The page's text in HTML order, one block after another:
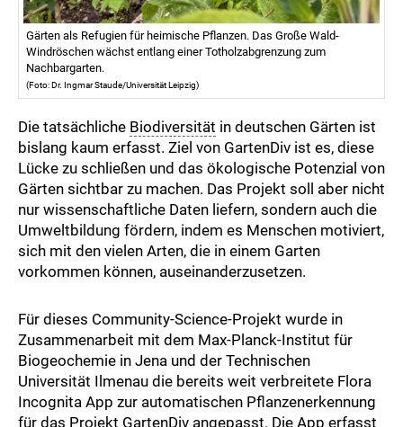
Gärten als Refugien für heimische Pflanzen. Das Große Wald-
Windröschen wächst entlang einer Totholzabgrenzung zum
Nachbargarten.
(Foto: Dr. Ingmar Staude/Universität Leipzig)
Die tatsächliche Biodiversität in deutschen Gärten ist
bislang kaum erfasst. Ziel von GartenDiv ist es, diese
Lücke zu schließen und das ökologische Potenzial von
Gärten sichtbar zu machen. Das Projekt soll aber nicht
nur wissenschaftliche Daten liefern, sondern auch die
Umweltbildung fördern, indem es Menschen motiviert,
sich mit den vielen Arten, die in einem Garten
vorkommen können, auseinanderzusetzen.
Für dieses Community-Science-Projekt wurde in
Zusammenarbeit mit dem Max-Planck-Institut für
Biogeochemie in Jena und der Technischen
Universität Ilmenau die bereits weit verbreitete Flora
Incognita App zur automatischen Pflanzenerkennung
für das Projekt GartenDiv angepasst. Die App erfasst